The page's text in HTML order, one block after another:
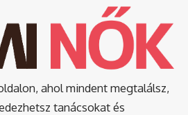
ahol mindent megtalálsz,
tanácsokat és